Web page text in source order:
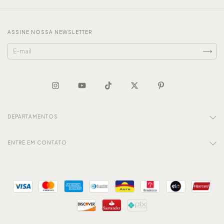
ASSINE NOSSA NEWSLETTER
DEPARTAMENTOS
ENTRE EM CONTATO